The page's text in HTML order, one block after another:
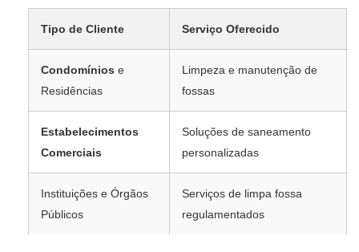
Tipo de Cliente Serviço Oferecido
Condomínios e
Residências
Limpeza e manutenção de
fossas
Estabelecimentos
Comerciais
Soluções de saneamento
personalizadas
Instituições e Órgãos
Públicos
Serviços de limpa fossa
regulamentados